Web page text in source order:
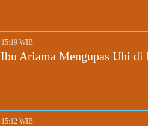
15:19 WIB
Ariama Mengupas Ubi di
15:12 WIB